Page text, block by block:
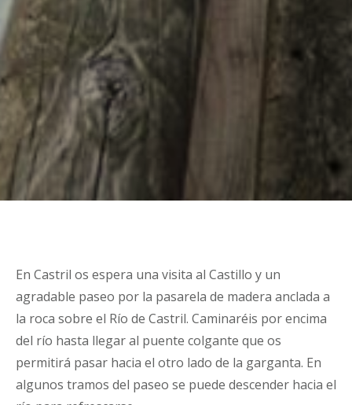
En Castril os espera una visita al Castillo y un
agradable paseo por la pasarela de madera anclada a
la roca sobre el Río de Castril. Caminaréis por encima
del río hasta llegar al puente colgante que os
permitirá pasar hacia el otro lado de la garganta. En
algunos tramos del paseo se puede descender hacia el